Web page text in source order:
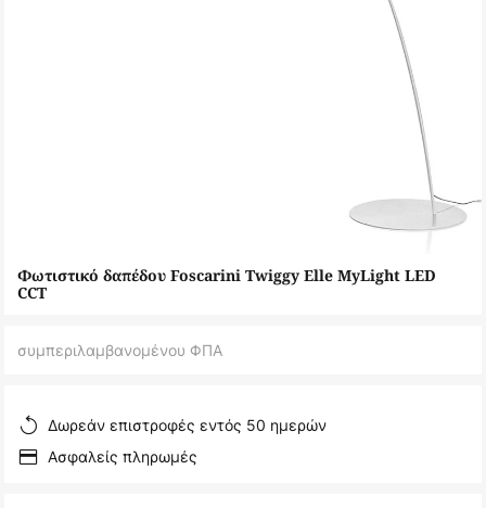
Μετάβαση
στην
της
Φωτιστικό δαπέδου Foscarini Twiggy Elle MyLight LED
CCT
συμπεριλαμβανομένου ΦΠΑ
Δωρεάν επιστροφές εντός 50 ημερών
Ασφαλείς πληρωμές